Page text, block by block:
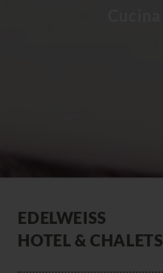
EDELWEISS
HOTEL & CHALETS